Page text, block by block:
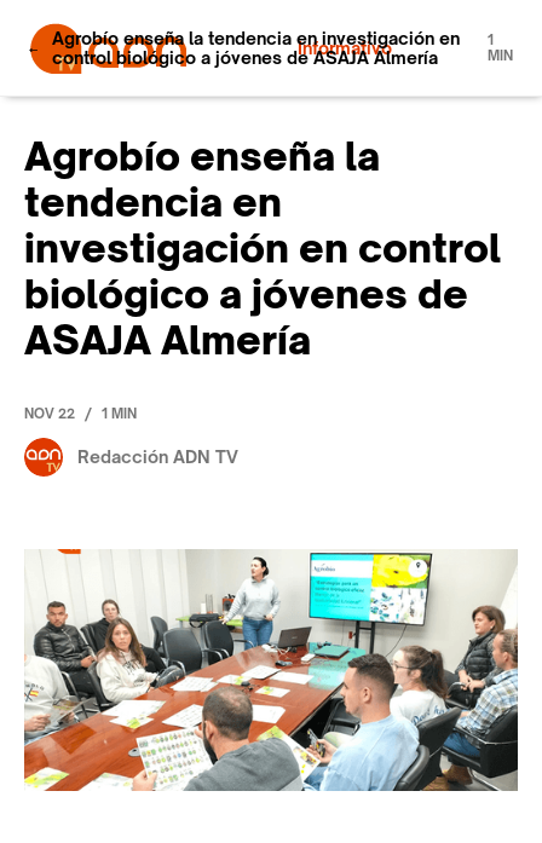
Informativo
Agrobío enseña la tendencia en investigación en
control biológico a jóvenes de ASAJA Almería
1
MIN
Agrobío enseña la
tendencia en
investigación en control
biológico a jóvenes de
ASAJA Almería
NOV 22 / 1 MIN
Redacción ADN TV